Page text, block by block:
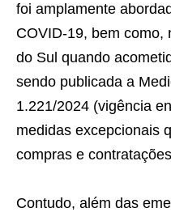
foi amplamente
COVID-19, bem como,
do Sul quando
sendo publicada a
1.221/2024 (vigência
medidas excepcionais
compras e
Contudo, além das